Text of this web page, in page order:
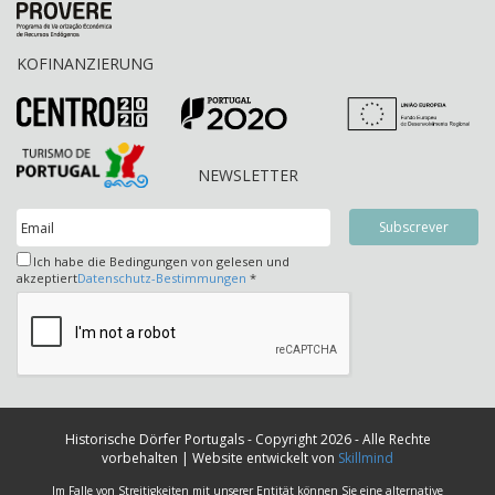
KOFINANZIERUNG
NEWSLETTER
Ich habe die Bedingungen von gelesen und
akzeptiertDatenschutz-Bestimmungen *
Historische Dörfer Portugals - Copyright 2026 - Alle Rechte
vorbehalten | Website entwickelt von Skillmind
Im Falle von Streitigkeiten mit unserer Entität können Sie eine alternative